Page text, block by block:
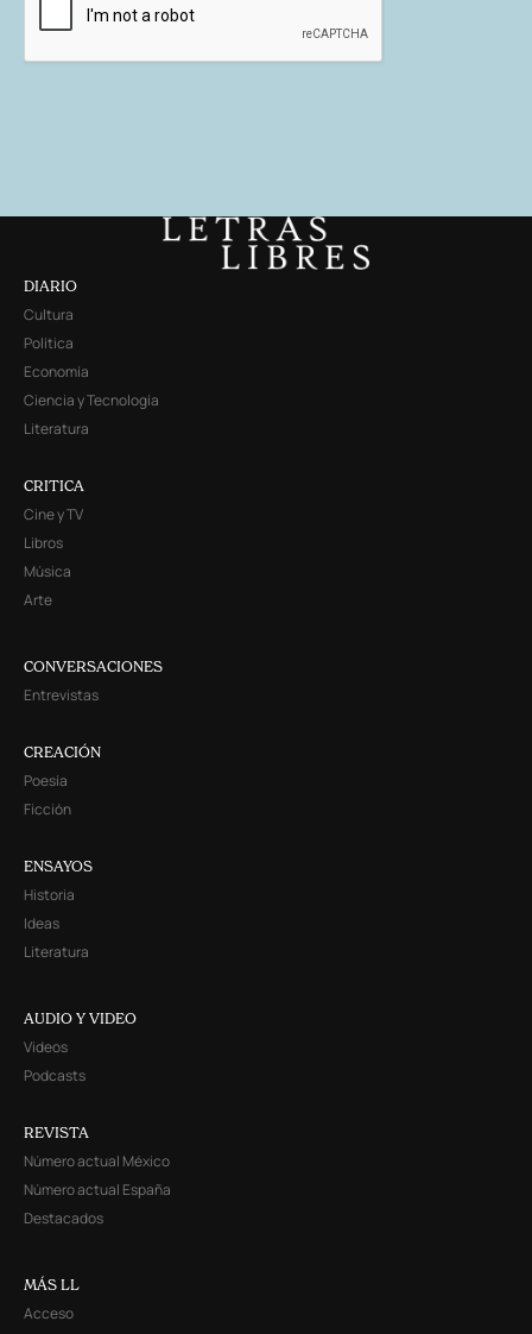
DIARIO
Cultura
Política
Economía
Ciencia y Tecnología
Literatura
CRITICA
Cine y TV
Libros
Música
Arte
CONVERSACIONES
Entrevistas
CREACIÓN
Poesía
Ficción
ENSAYOS
Historia
Ideas
Literatura
AUDIO Y VIDEO
Videos
Podcasts
REVISTA
Número actual México
Número actual España
Destacados
MÁS LL
Acceso